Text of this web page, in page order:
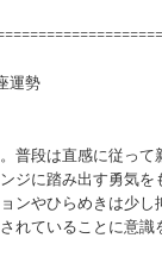
運勢
普段は直感に従って
ジに踏み出す勇気を
ンやひらめきは少し
れていることに意識